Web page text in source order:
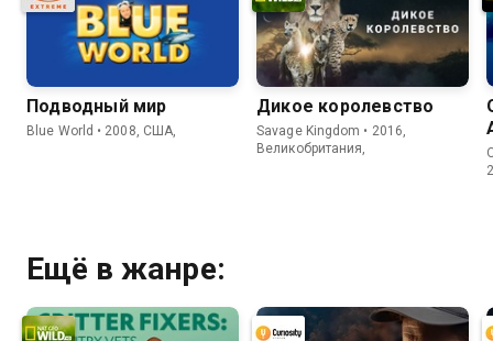
Подводный мир
Blue World • 2008, США,
Дикое королевство
Savage Kingdom • 2016,
Великобритания,
Ещё в жанре: